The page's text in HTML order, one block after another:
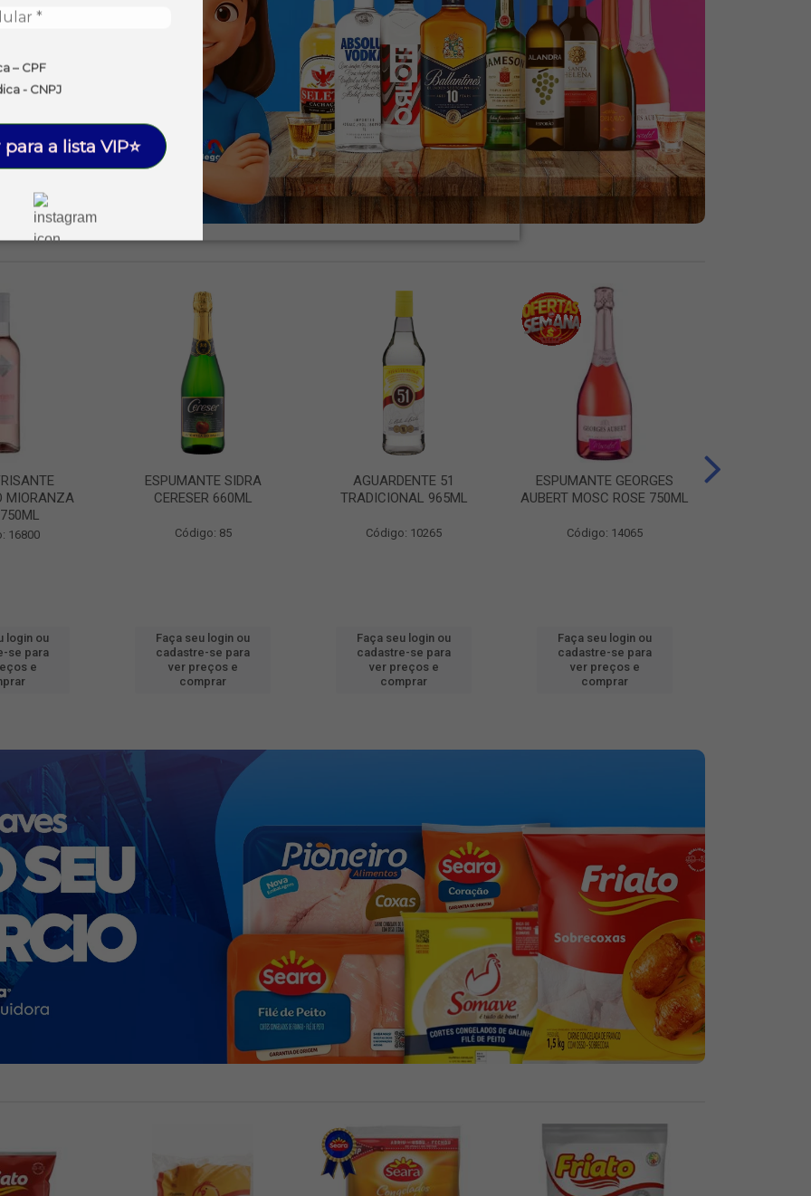
– CPF
- CNPJ
a lista VIP⭐
MIORANZA
16800
login ou
se para
e
ESPUMANTE SIDRA
CERESER 660ML
Código: 85
Faça seu login ou
cadastre-se para
ver preços e
comprar
AGUARDENTE 51
TRADICIONAL 965ML
Código: 10265
Faça seu login ou
cadastre-se para
ver preços e
comprar
ESPUMANTE GEORGES
AUBERT MOSC ROSE 750ML
Código: 14065
Faça seu login ou
cadastre-se para
ver preços e
comprar